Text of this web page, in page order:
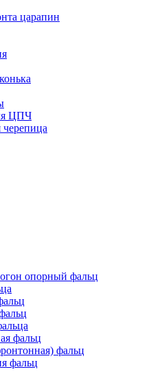
царапин
ЦПЧ
опорный фальц
фальц
фальц
фальц